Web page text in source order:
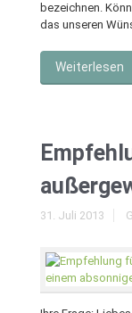
bezeichnen.
das unseren
Weiterlesen
31. Juli 2013